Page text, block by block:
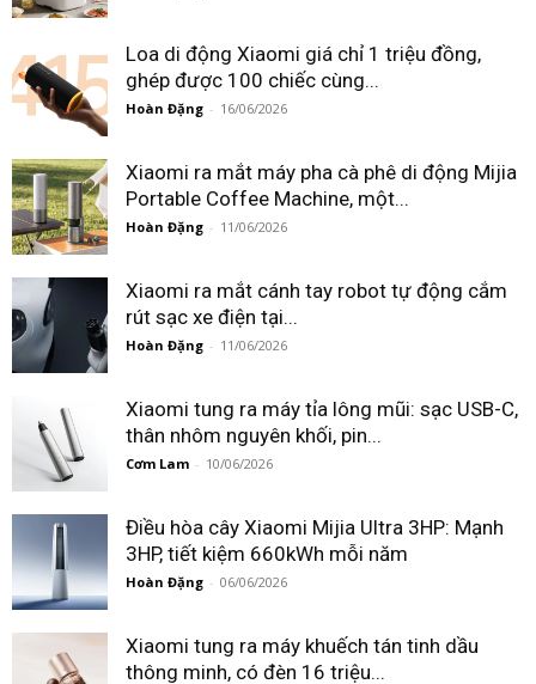
Loa di động Xiaomi giá chỉ 1 triệu đồng,
ghép được 100 chiếc cùng...
Hoàn Đặng - 16/06/2026
Xiaomi ra mắt máy pha cà phê di động Mijia
Portable Coffee Machine, một...
Hoàn Đặng - 11/06/2026
Xiaomi ra mắt cánh tay robot tự động cắm
rút sạc xe điện tại...
Hoàn Đặng - 11/06/2026
Xiaomi tung ra máy tỉa lông mũi: sạc USB-C,
thân nhôm nguyên khối, pin...
Cơm Lam - 10/06/2026
Điều hòa cây Xiaomi Mijia Ultra 3HP: Mạnh
3HP, tiết kiệm 660kWh mỗi năm
Hoàn Đặng - 06/06/2026
Xiaomi tung ra máy khuếch tán tinh dầu
thông minh, có đèn 16 triệu...